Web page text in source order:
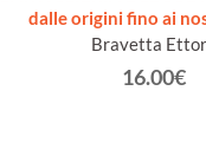
dalle origini fino ai
Bravetta
16.00€